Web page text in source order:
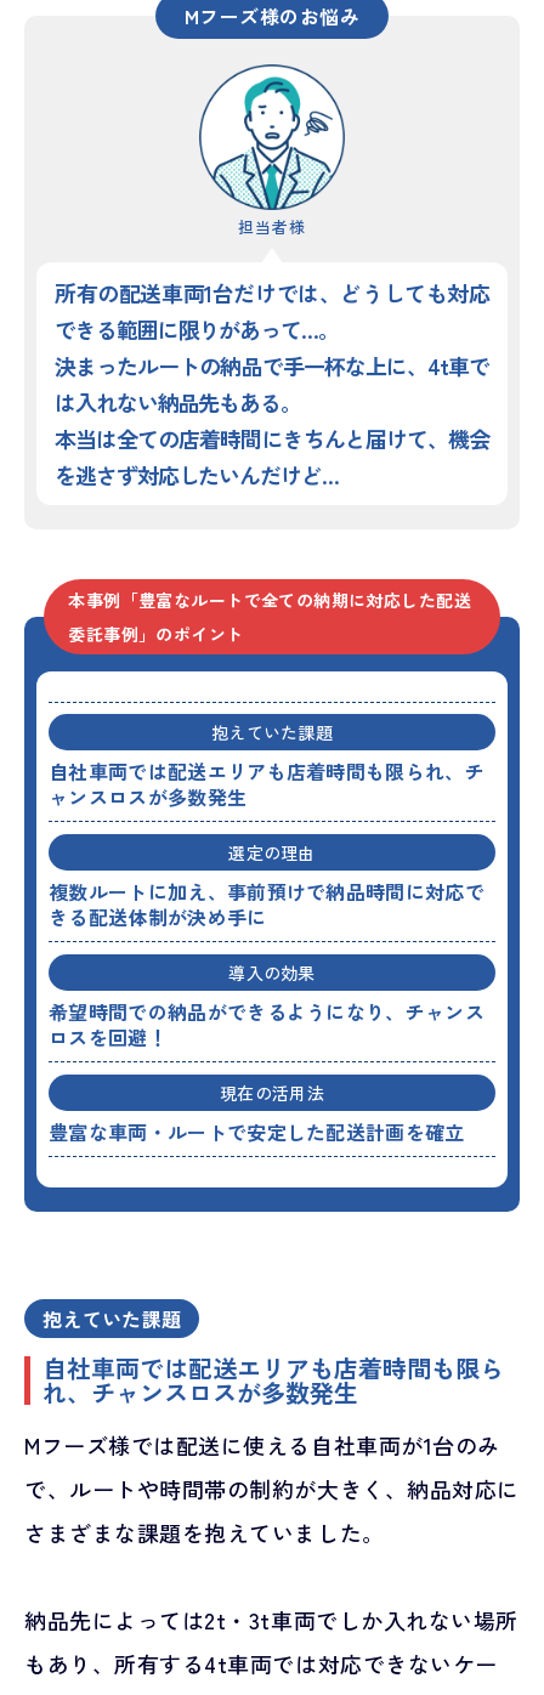
Mフーズ様のお悩み
担当者様
所有の配送車両1台だけでは、どうしても対応
できる範囲に限りがあって…。
決まったルートの納品で手一杯な上に、4t車で
は入れない納品先もある。
本当は全ての店着時間にきちんと届けて、機会
を逃さず対応したいんだけど…
本事例「豊富なルートで全ての納期に対応した配送
委託事例」のポイント
抱えていた課題
自社車両では配送エリアも店着時間も限られ、チ
ャンスロスが多数発生
選定の理由
複数ルートに加え、事前預けで納品時間に対応で
きる配送体制が決め手に
導入の効果
希望時間での納品ができるようになり、チャンス
ロスを回避！
現在の活用法
豊富な車両・ルートで安定した配送計画を確立
抱えていた課題
自社車両では配送エリアも店着時間も限ら
れ、チャンスロスが多数発生
Mフーズ様では配送に使える自社車両が1台のみ
で、ルートや時間帯の制約が大きく、納品対応に
さまざまな課題を抱えていました。
納品先によっては2t・3t車両でしか入れない場所
もあり、所有する4t車両では対応できないケー